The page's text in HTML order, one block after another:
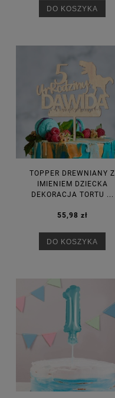
DO KOSZYKA
TOPPER DREWNIANY Z
IMIENIEM DZIECKA
DEKORACJA TORTU ...
55,98 zł
DO KOSZYKA